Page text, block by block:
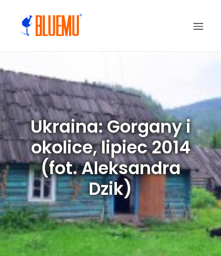
Ukraina: Gorgany i
okolice, lipiec 2014
(fot. Aleksandra
Dzik)